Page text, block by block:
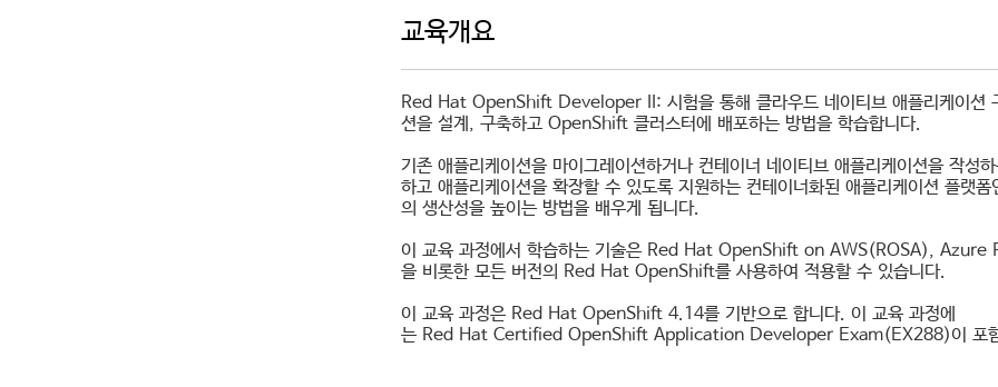
교육개요
Red Hat OpenShift Developer II: 시험을 통해 클라우드 네이티브 애플리케이션
션을 설계, 구축하고 OpenShift 클러스터에 배포하는 방법을 학습합니다.
기존 애플리케이션을 마이그레이션하거나 컨테이너 네이티브 애플리케이션을 작성
하고 애플리케이션을 확장할 수 있도록 지원하는 컨테이너화된 애플리케이션
의 생산성을 높이는 방법을 배우게 됩니다.
이 교육 과정에서 학습하는 기술은 Red Hat OpenShift on AWS(ROSA),
을 비롯한 모든 버전의 Red Hat OpenShift를 사용하여 적용할 수 있습니다.
이 교육 과정은 Red Hat OpenShift 4.14를 기반으로 합니다. 이 교육 과정에
는 Red Hat Certified OpenShift Application Developer Exam(EX288)이 포함